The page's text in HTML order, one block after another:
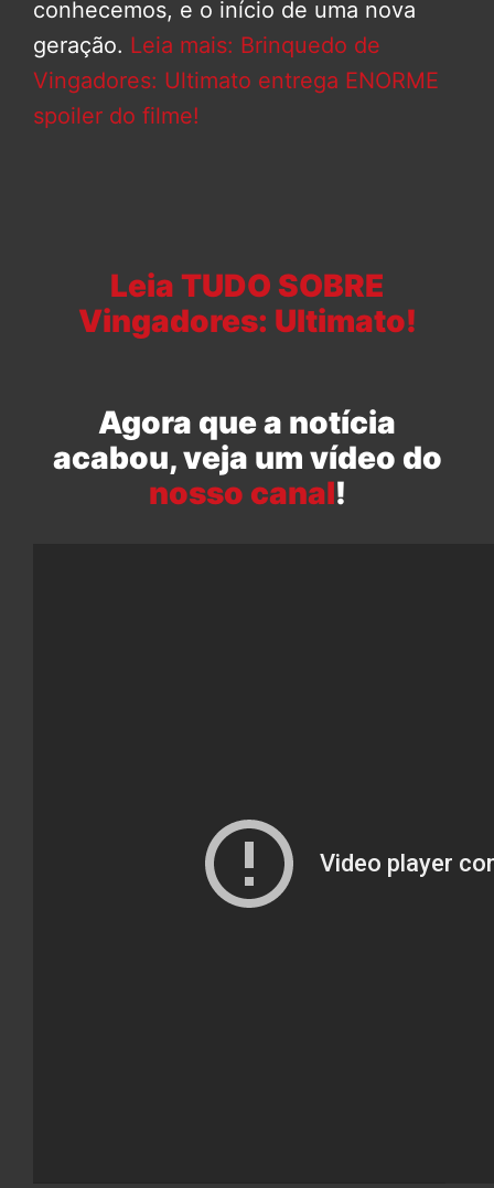
conhecemos, e o início de uma nova
geração. Leia mais: Brinquedo de
Vingadores: Ultimato entrega ENORME
spoiler do filme!
Leia TUDO SOBRE
Vingadores: Ultimato!
Agora que a notícia
acabou, veja um vídeo do
nosso canal!